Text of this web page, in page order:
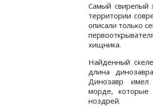
Самый свирепый
территории
описали только
хищника.
Найденный
длина
Динозавр
морде, которые
ноздрей.